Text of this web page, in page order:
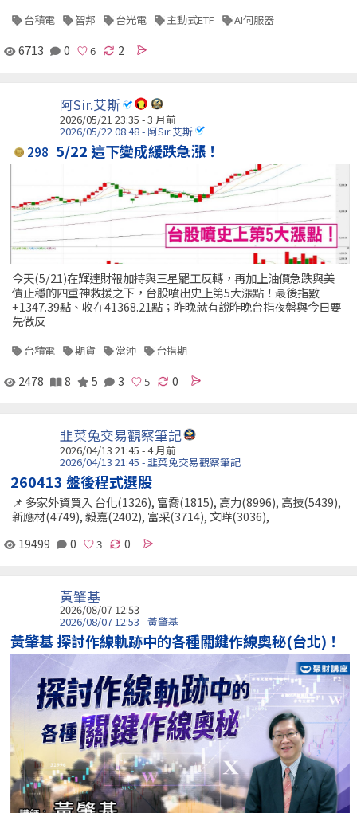
台積電 智邦 台光電 主動式ETF AI伺服器
6713 0 2
阿Sir.艾斯
2026/05/21 23:35 - 3 月前
2026/05/22 08:48 - 阿Sir.艾斯
298 5/22 這下變成緩跌急漲！
今天(5/21)在輝達財報加持與三星罷工反轉，再加上油價急跌與美
債止穩的四重神救援之下，台股噴出史上第5大漲點！最後指數
+1347.39點、收在41368.21點；昨晚就有說昨晚台指夜盤與今日要
先做反
台積電 期貨 當沖 台指期
2478 8 5 3 0
韭菜兔交易觀察筆記
2026/04/13 21:45 - 4 月前
2026/04/13 21:45 - 韭菜兔交易觀察筆記
260413 盤後程式選股
📌 多家外資買入 台化(1326), 富喬(1815), 高力(8996), 高技(5439),
新應材(4749), 毅嘉(2402), 富采(3714), 文曄(3036),
19499
0 0
黃肇基
2026/08/07 12:53 -
2026/08/07 12:53 - 黃肇基
黃肇基 探討作線軌跡中的各種關鍵作線奧秘(台北)！